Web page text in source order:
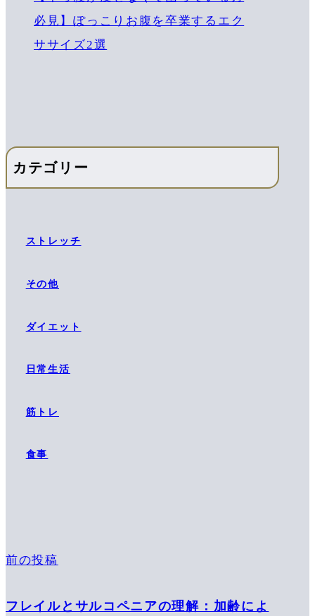
必見】ぽっこりお腹を卒業するエク
ササイズ2選
カテゴリー
ストレッチ
その他
ダイエット
日常生活
筋トレ
食事
前の投稿
フレイルとサルコペニアの理解：加齢によ